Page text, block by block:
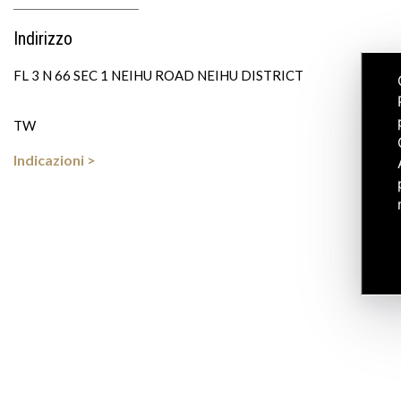
Indirizzo
FL 3 N 66 SEC 1 NEIHU ROAD NEIHU DISTRICT
TW
Indicazioni >